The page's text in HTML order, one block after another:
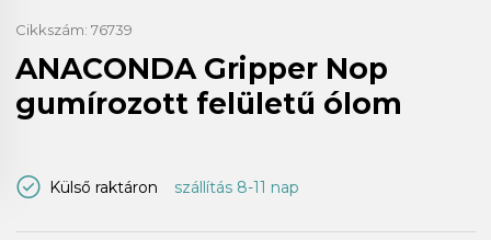
Cikkszám: 76739
ANACONDA Gripper Nop
gumírozott felületű ólom
Külső raktáron szállítás 8-11 nap